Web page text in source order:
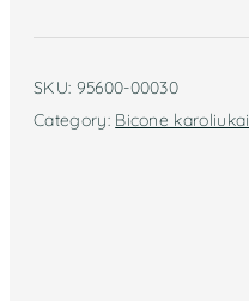
SKU: 95600-00030
Category: Bicone karoliukai